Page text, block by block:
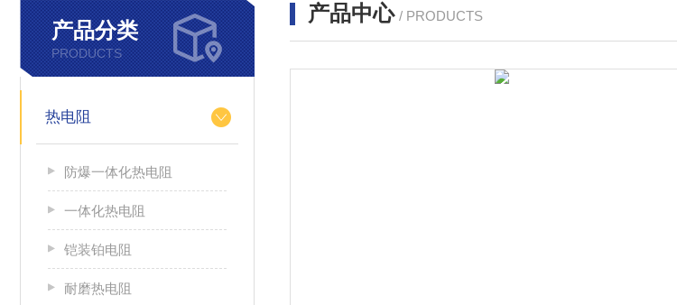
产品分类
PRODUCTS
热电阻
防爆一体化热电阻
一体化热电阻
铠装铂电阻
耐磨热电阻
产品中心 / PRODUCTS